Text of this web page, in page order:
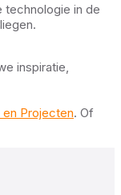
technologie in de
inspiratie,
en Projecten. Of